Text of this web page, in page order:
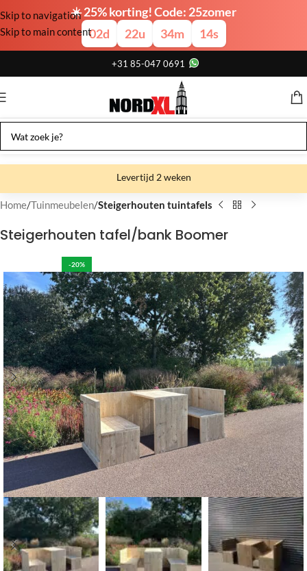
☀️ 25% korting! Code: 25zomer
02d 22u 34m 13s
Skip to navigation
Skip to main content
+31 85-047 0691
Levertijd 2 weken
Gratis verzending
Gratis afhalen
Home Tuinmeubelen Steigerhouten tuintafels
Steigerhouten tafel/bank Boomer
-20%